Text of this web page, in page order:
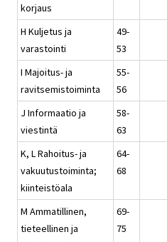
korjaus
H Kuljetus ja
varastointi
49-
53
I Majoitus- ja
ravitsemistoiminta
55-
56
J Informaatio ja
viestintä
58-
63
K, L Rahoitus- ja
vakuutustoiminta;
kiinteistöala
64-
68
M Ammatillinen,
tieteellinen ja
69-
75